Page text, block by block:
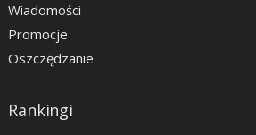
Wiadomości
Promocje
Oszczędzanie
Rankingi